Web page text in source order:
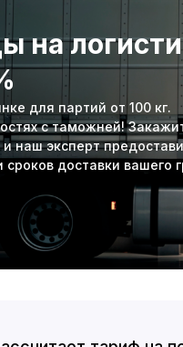
на
для партий от 100 кг.
с таможней!
наш эксперт
доставки вашего